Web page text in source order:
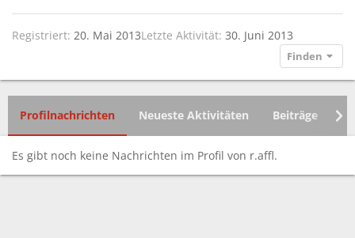
Registriert 20. Mai 2013Letzte Aktivität 30. Juni 2013
Finden
Profilnachrichten Neueste Aktivitäten Beiträge
Es gibt noch keine Nachrichten im Profil von r.affl.